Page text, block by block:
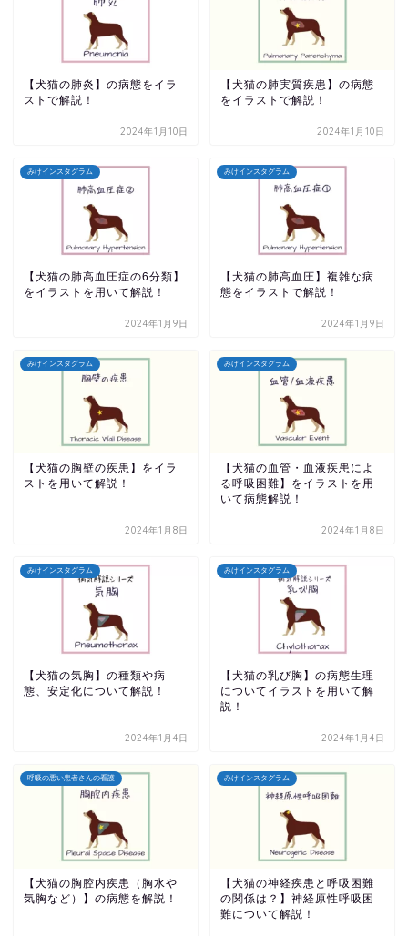
【犬猫の肺炎】の病態をイラ
ストで解説！
2024年1月10日
【犬猫の肺実質疾患】の病態
をイラストで解説！
2024年1月10日
みけインスタグラム
【犬猫の肺高血圧症の6分類】
をイラストを用いて解説！
2024年1月9日
みけインスタグラム
【犬猫の肺高血圧】複雑な病
態をイラストで解説！
2024年1月9日
みけインスタグラム
【犬猫の胸壁の疾患】をイラ
ストを用いて解説！
2024年1月8日
みけインスタグラム
【犬猫の血管・血液疾患によ
る呼吸困難】をイラストを用
いて病態解説！
2024年1月8日
みけインスタグラム
【犬猫の気胸】の種類や病
態、安定化について解説！
2024年1月4日
みけインスタグラム
【犬猫の乳び胸】の病態生理
についてイラストを用いて解
説！
2024年1月4日
呼吸の悪い患者さんの看護
【犬猫の胸腔内疾患（胸水や
気胸など）】の病態を解説！
みけインスタグラム
【犬猫の神経疾患と呼吸困難
の関係は？】神経原性呼吸困
難について解説！